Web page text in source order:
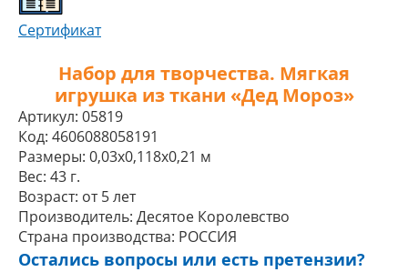
Сертификат
Набор для творчества. Мягкая
игрушка из ткани «Дед Мороз»
Артикул: 05819
Код: 4606088058191
Размеры: 0,03x0,118x0,21 м
Вес: 43 г.
Возраст: от 5 лет
Производитель: Десятое Королевство
Страна производства: РОССИЯ
Остались вопросы или есть претензии?